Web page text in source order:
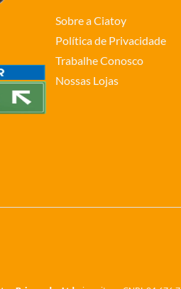
Sobre a Ciatoy
Política de Privacidade
Trabalhe Conosco
Nossas Lojas